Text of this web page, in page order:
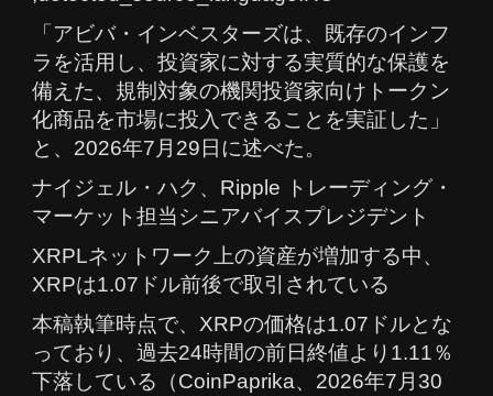
「アビバ・インベスターズは、既存のインフ
ラを活用し、投資家に対する実質的な保護を
備えた、規制対象の機関投資家向けトークン
化商品を市場に投入できることを実証した」
と、2026年7月29日に述べた。
ナイジェル・ハク、Ripple トレーディング・
マーケット担当シニアバイスプレジデント
XRPLネットワーク上の資産が増加する中、
XRPは1.07ドル前後で取引されている
本稿執筆時点で、XRPの価格は1.07ドルとな
っており、過去24時間の前日終値より1.11％
下落している（CoinPaprika、2026年7月30